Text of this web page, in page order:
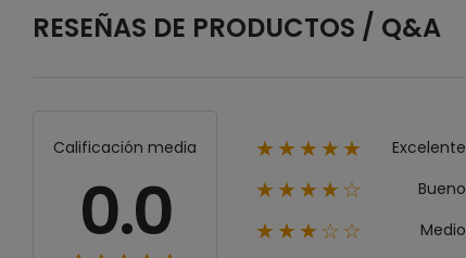
RESEÑAS DE PRODUCTOS / Q&A
Calificación media
0.0
★★★★★ Excelente
★★★★☆ Bueno
★★★☆☆ Medio